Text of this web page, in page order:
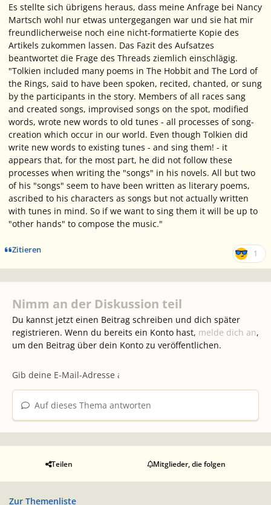
Es stellte sich übrigens heraus, dass meine Anfrage bei Nancy
Martsch wohl nur etwas untergegangen war und sie hat mir
freundlicherweise noch eine nicht-formatierte Kopie des
Artikels zukommen lassen. Das Fazit des Aufsatzes
beantwortet die Frage des Threads ziemlich einschlägig.
"Tolkien included many poems in The Hobbit and The Lord of
the Rings, said to have been spoken, recited, chanted, or sung
by the participants in the story. Members of all races sang
and created songs, improvised songs on the spot, modified
words, wrote new words to old tunes - all processes of song-
creation which occur in our world. Even though Tolkien did
write new words to existing tunes - and sing them! - it
appears that, for the most part, he did not follow these
processes when writing the "songs" in his novels. All but two
of his "songs" seem to have been written as literary poems,
ascribed to his characters as songs but not actually written
with tunes in mind. So if we want to sing them it will be up to
"other hands" to compose the music."
Zitieren 1
Nimm an der Diskussion teil
Du kannst jetzt einen Beitrag schreiben und dich später
registrieren. Wenn du bereits ein Konto hast, melde dich an,
um den Beitrag über dein Konto zu veröffentlichen.
Auf dieses Thema antworten
Teilen Mitglieder, die folgen
Zur Themenliste